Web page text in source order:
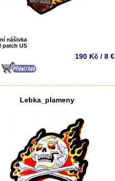
nášivka
patch US
190 Kč / 8 €
Lebka_plameny